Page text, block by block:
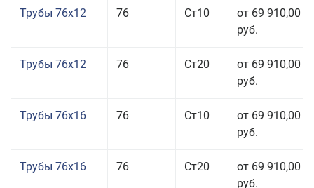
Трубы 76x12 76 Ст10
от 69 910,00
руб.
Трубы 76x12 76 Ст20
от 69 910,00
руб.
Трубы 76x16 76 Ст10
от 69 910,00
руб.
Трубы 76x16 76 Ст20
от 69 910,00
руб.